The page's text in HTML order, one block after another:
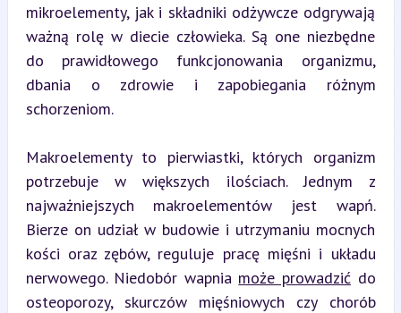
mikroelementy, jak i składniki odżywcze odgrywają
ważną rolę w diecie człowieka. Są one niezbędne
do prawidłowego funkcjonowania organizmu,
dbania o zdrowie i zapobiegania różnym
schorzeniom.
Makroelementy to pierwiastki, których organizm
potrzebuje w większych ilościach. Jednym z
najważniejszych makroelementów jest wapń.
Bierze on udział w budowie i utrzymaniu mocnych
kości oraz zębów, reguluje pracę mięśni i układu
nerwowego. Niedobór wapnia może prowadzić do
osteoporozy, skurczów mięśniowych czy chorób